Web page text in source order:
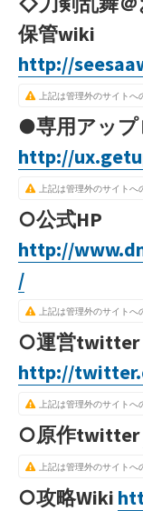
保管wiki
http://
上記は管理外のサイトへ
●専用アップ
http://
上記は管理外のサイトへ
○公式HP
http://
/
上記は管理外のサイトへ
○運営twitter
http://
上記は管理外のサイトへ
○原作twitter
上記は管理外のサイトへ
○攻略Wiki